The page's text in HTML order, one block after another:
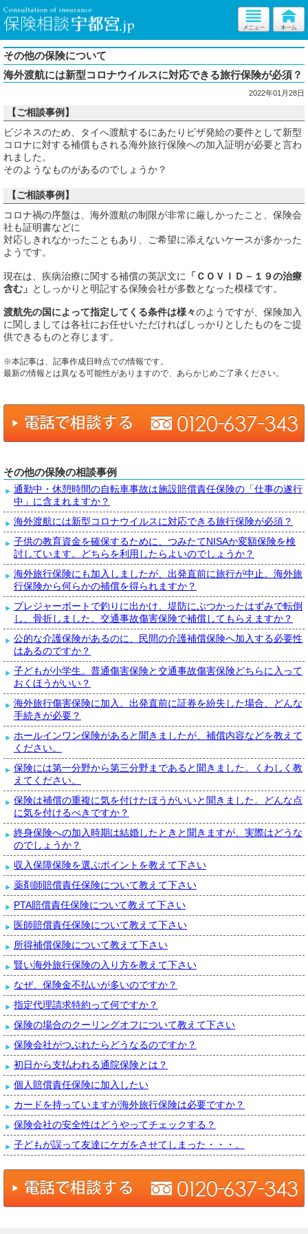
その他の保険について
海外渡航には新型コロナウイルスに対応できる旅行保険が必須？
2022年01月28日
【ご相談事例】
ビジネスのため、タイへ渡航するにあたりビザ発給の要件として新型
コロナに対する補償もされる海外旅行保険への加入証明が必要と言わ
れました。
そのようなものがあるのでしょうか？
【ご相談事例】
コロナ禍の序盤は、海外渡航の制限が非常に厳しかったこと、保険会
社も証明書などに
対応しきれなかったこともあり、ご希望に添えないケースが多かった
ようです。
現在は、疾病治療に関する補償の英訳文に
「ＣＯＶＩＤ－１９の治療
含む」 としっかりと明記する保険会社が多数となった模様です。
渡航先の国によって指定してくる条件は様々のようですが、保険加入
に関しましては各社にお任せいただければしっかりとしたものをご提
供できるものと存じます。
※本記事は、記事作成日時点での情報です。
最新の情報とは異なる可能性がありますので、あらかじめご了承ください。
その他の保険の相談事例
通勤中・休憩時間の自転車事故は施設賠償責任保険の「仕事の遂行
中」に含まれますか？
海外渡航には新型コロナウイルスに対応できる旅行保険が必須？
子供の教育資金を確保するために、つみたてNISAか変額保険を検
討しています。どちらを利用したらよいのでしょうか？
海外旅行保険にも加入しましたが、出発直前に旅行が中止。海外旅
行保険から何らかの補償を得られますか？
プレジャーボートで釣りに出かけ、堤防にぶつかったはずみで転倒
し、骨折しました。交通事故傷害保険で補償してもらえますか？
公的な介護保険があるのに、民間の介護補償保険へ加入する必要性
はあるのですか？
子どもが小学生。普通傷害保険と交通事故傷害保険どちらに入って
おくほうがいい？
海外旅行傷害保険に加入。出発直前に証券を紛失した場合、どんな
手続きが必要？
ホールインワン保険があると聞きましたが、補償内容などを教えて
ください。
保険には第一分野から第三分野まであると聞きました。くわしく教
えてください。
保険は補償の重複に気を付けたほうがいいと聞きました。どんな点
に気を付けるべきですか？
終身保険への加入時期は結婚したときと聞きますが、実際はどうな
のでしょうか？
収入保障保険を選ぶポイントを教えて下さい
薬剤師賠償責任保険について教えて下さい
PTA賠償責任保険について教えて下さい
医師賠償責任保険について教えて下さい
所得補償保険について教えて下さい
賢い海外旅行保険の入り方を教えて下さい
なぜ、保険金不払いが多いのですか？
指定代理請求特約って何ですか？
保険の場合のクーリングオフについて教えて下さい
保険会社がつぶれたらどうなるのですか？
初日から支払われる通院保険とは？
個人賠償責任保険に加入したい
カードを持っていますが海外旅行保険は必要ですか？
保険会社の安全性はどうやってチェックする？
子どもが誤って友達にケガをさせてしまった・・・。